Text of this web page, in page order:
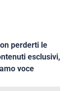
perderti le
esclusivi,
voce